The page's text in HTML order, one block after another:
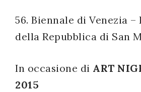
56. Biennale di Venezia –
della Repubblica di San
In occasione di ART
2015
accordo
con il
legislativo
196/03